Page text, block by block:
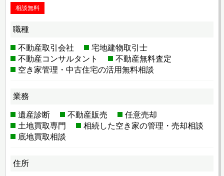
相談無料
職種
不動産取引会社
宅地建物取引士
不動産コンサルタント
不動産無料査定
空き家管理・中古住宅の活用無料相談
業務
遺産診断 不動産販売
任意売却
土地買取専門
相続した空き家の管理・売却相談
底地買取相談
住所